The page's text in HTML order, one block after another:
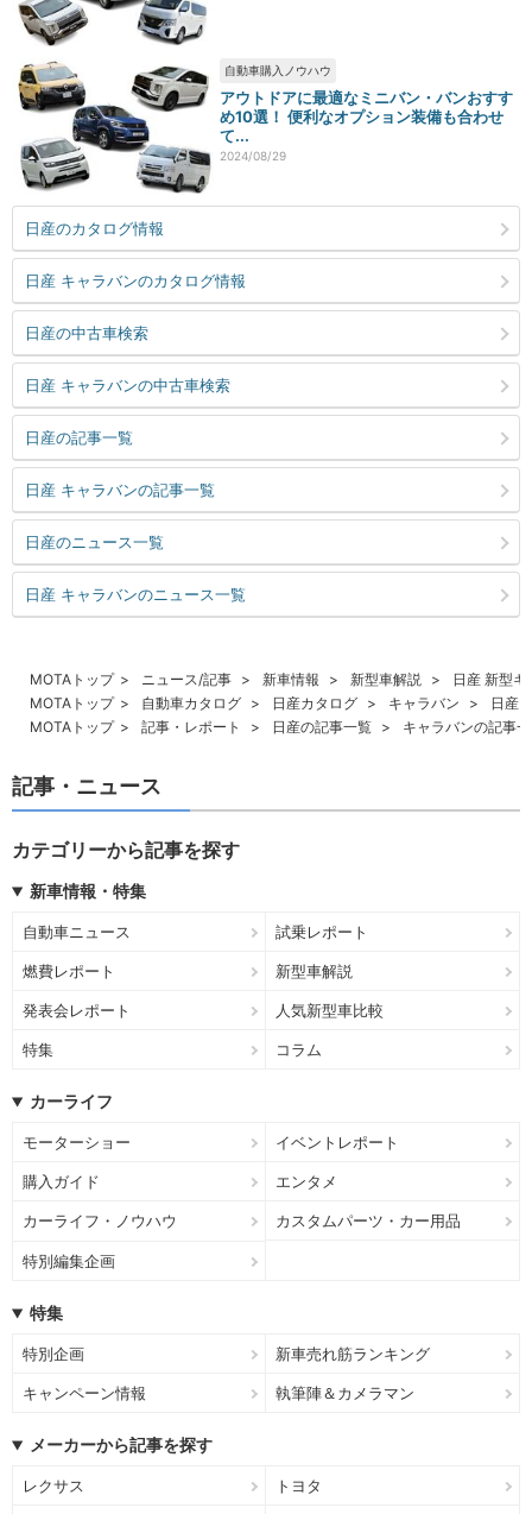
自動車購入ノウハウ
アウトドアに最適なミニバン・バンおすす
め10選！ 便利なオプション装備も合わせ
て...
2024/08/29
日産のカタログ情報
日産 キャラバンのカタログ情報
日産の中古車検索
日産 キャラバンの中古車検索
日産の記事一覧
日産 キャラバンの記事一覧
日産のニュース一覧
日産 キャラバンのニュース一覧
MOTAトップ ニュース/記事 新車情報 新型車解説
日産 新型
MOTAトップ
自動車カタログ 日産カタログ キャラバン
日産
MOTAトップ
記事・レポート 日産の記事一覧 キャラバンの記事
記事・ニュース
カテゴリーから記事を探す
新車情報・特集
自動車ニュース 試乗レポート
燃費レポート 新型車解説
発表会レポート 人気新型車比較
特集 コラム
カーライフ
モーターショー イベントレポート
購入ガイド エンタメ
カーライフ・ノウハウ カスタムパーツ・カー用品
特別編集企画
特集
特別企画 新車売れ筋ランキング
キャンペーン情報 執筆陣＆カメラマン
メーカーから記事を探す
レクサス トヨタ